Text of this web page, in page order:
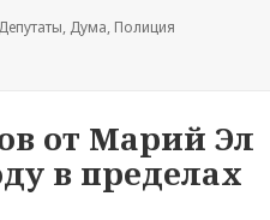
Метки
Депутаты, Дума, Полиция
от Марий Эл
в пределах